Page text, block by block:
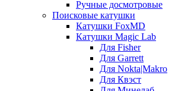
Ручные досмотровые
Поисковые катушки
Катушки FoxMD
Катушки Magic Lab
Для Fisher
Для Garrett
Для Nokta|Makro
Для Квэст